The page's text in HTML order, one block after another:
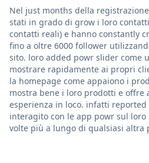
Nel just months della
stati in grado di grow i loro
contatti reali) e hanno constantly
fino a oltre 6000 follower
sito. loro added powr slider come
mostrare rapidamente ai propri
la homepage come appaiono i
mostra bene i loro prodotti e offre
esperienza in loco. infatti
interagito con le app powr sul
volte più a lungo di qualsiasi altra